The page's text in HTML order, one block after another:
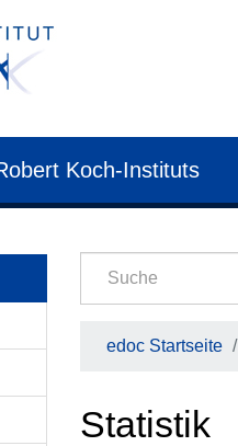
Koch-Instituts
edoc Startseite
Statistik